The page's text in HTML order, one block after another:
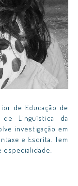
de Educação de
Linguística da
investigação em
e Escrita. Tem
especialidade.